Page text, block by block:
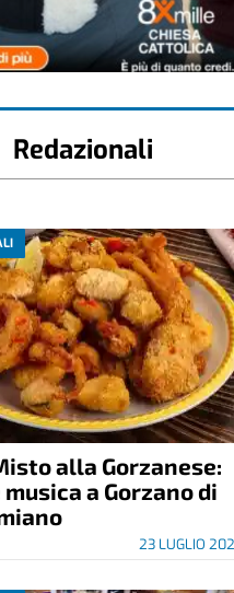
Redazionali
alla Gorzanese:
a Gorzano di
23 LUGLIO